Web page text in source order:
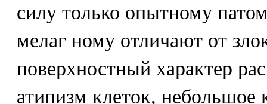
силу только опытному
мелаг ному отличают от
поверхностный характер
атипизм клеток, небольшое